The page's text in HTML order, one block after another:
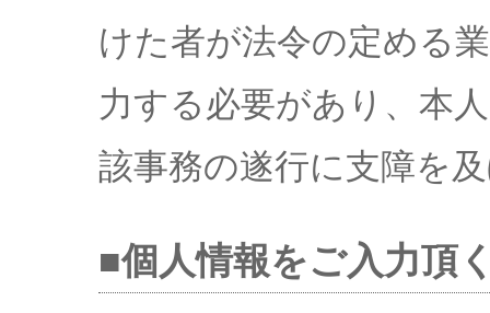
けた者が法令の定める
力する必要があり、本
該事務の遂行に支障を
■個人情報をご入力頂